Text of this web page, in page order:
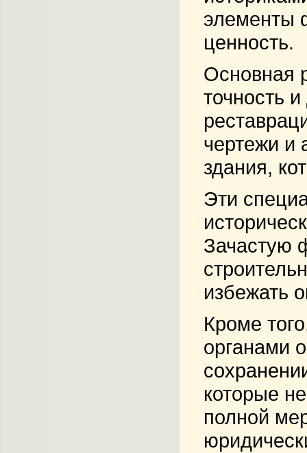
элементы
ценность.
Основная
точность
чертежи и
здания,
Эти
Зачастую
избежать
Кроме
органами
которые
полной